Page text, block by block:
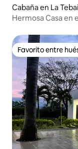
Cabaña en La
Hermosa Casa en
Favorito entre
Favorito entre